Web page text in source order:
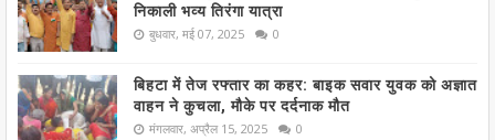
निकाली भव्य तिरंगा यात्रा
बुधवार, मई 07, 2025 0
बिहटा में तेज रफ्तार का कहर: बाइक सवार युवक को अज्ञात
वाहन ने कुचला, मौके पर दर्दनाक मौत
मंगलवार, अप्रैल 15, 2025 0